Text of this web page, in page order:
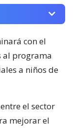
con el
al programa
a niños de
el sector
mejorar el